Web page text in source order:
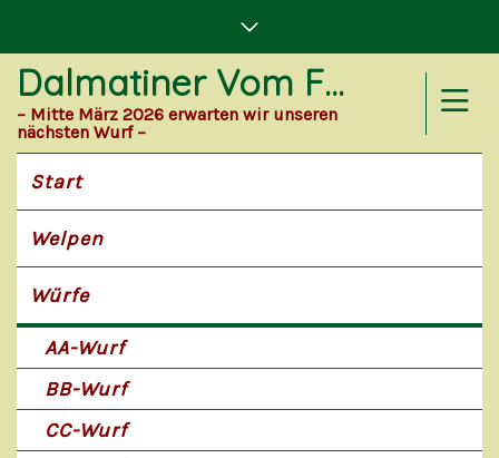
Dalmatiner Vom Forst Eichenhorst
– Mitte März 2026 erwarten wir unseren
nächsten Wurf –
Start
Welpen
Würfe
AA-Wurf
BB-Wurf
CC-Wurf